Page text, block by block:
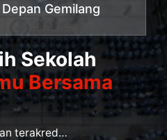
Depan Gemilang
Sekolah
Bersama
Sekolah Pusat Keunggulan terakreditasi A yang siap mencetak murid berprestasi dan siap kerja.